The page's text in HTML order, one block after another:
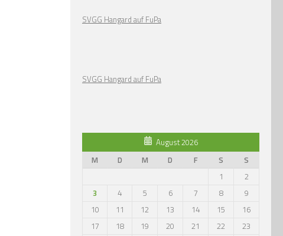
SVGG Hangard auf FuPa
SVGG Hangard auf FuPa
August 2026
M
D M D F S
S
1
2
3
4 5 6 7 8
9
10
11 12 13 14 15
16
17
18 19 20 21 22
23